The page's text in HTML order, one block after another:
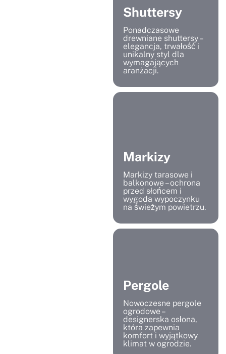
Shuttersy
Ponadczasowe
drewniane shuttersy –
elegancja, trwałość i
unikalny styl dla
wymagających
aranżacji.
Markizy
Markizy tarasowe i
balkonowe – ochrona
przed słońcem i
wygoda wypoczynku
na świeżym powietrzu.
Pergole
Nowoczesne pergole
ogrodowe –
designerska osłona,
która zapewnia
komfort i wyjątkowy
klimat w ogrodzie.